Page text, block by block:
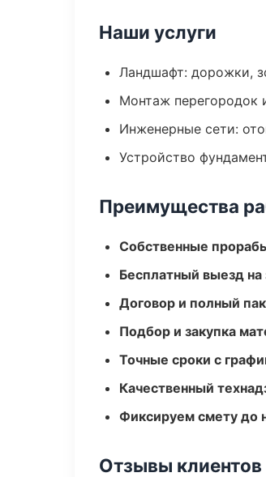
Наши услуги
Ландшафт: дорожки,
Монтаж перегородок
Инженерные сети:
Устройство
Преимущества
Собственные
Бесплатный выезд
Договор и полный
Подбор и закупка
Точные сроки с
Качественный
Фиксируем смету до
Отзывы клиентов